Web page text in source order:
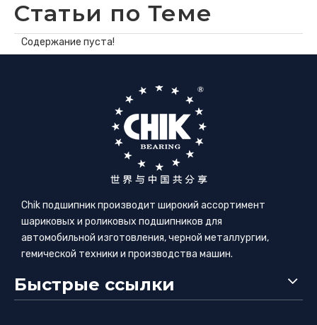
Статьи по Теме
Содержание пуста!
Chik подшипник производит широкий ассортимент
шариковых и роликовых подшипников для
автомобильной изготовления, черной металлургии,
гемической техники и производства машин.
Быстрые ссылки